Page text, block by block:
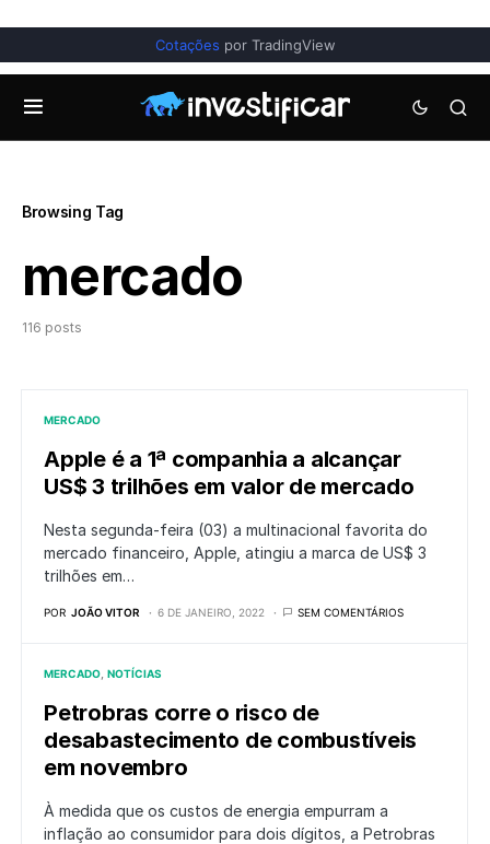
Cotações por TradingView
Browsing Tag
mercado
116 posts
MERCADO
Apple é a 1ª companhia a alcançar
US$ 3 trilhões em valor de mercado
Nesta segunda-feira (03) a multinacional favorita do
mercado financeiro, Apple, atingiu a marca de US$ 3
trilhões em…
POR JOÃO VITOR 6 DE JANEIRO, 2022 SEM COMENTÁRIOS
MERCADO NOTÍCIAS
Petrobras corre o risco de
desabastecimento de combustíveis
em novembro
À medida que os custos de energia empurram a
inflação ao consumidor para dois dígitos, a Petrobras